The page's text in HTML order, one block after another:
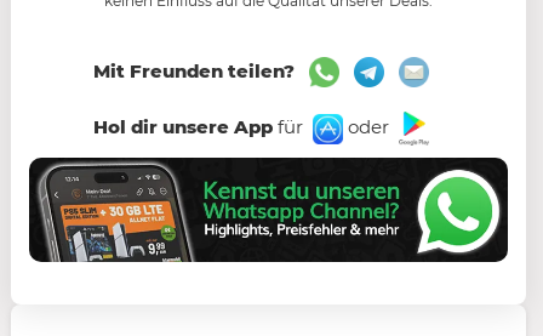
Mit Freunden teilen?
Hol dir unsere Appfür oder